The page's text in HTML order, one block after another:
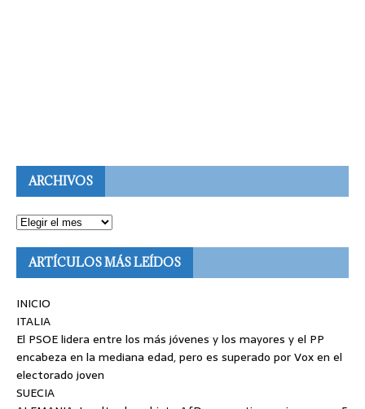
ARCHIVOS
ARTÍCULOS MÁS LEÍDOS
INICIO
ITALIA
El PSOE lidera entre los más jóvenes y los mayores y el PP
encabeza en la mediana edad, pero es superado por Vox en el
electorado joven
SUECIA